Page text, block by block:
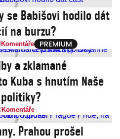
se Babišovi hodilo dát
na burzu?
Komentáře
a zklamané
Kuba s hnutím Naše
Komentáře
Prahou prošel